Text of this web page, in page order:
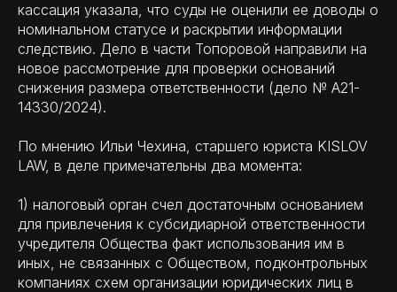
кассация указала, что суды не оценили ее доводы о
номинальном статусе и раскрытии информации
следствию. Дело в части Топоровой направили на
новое рассмотрение для проверки оснований
снижения размера ответственности (дело № А21-
14330/2024).
По мнению Ильи Чехина, старшего юриста KISLOV
LAW, в деле примечательны два момента:
1) налоговый орган счел достаточным основанием
для привлечения к субсидиарной ответственности
учредителя Общества факт использования им в
иных, не связанных с Обществом, подконтрольных
компаниях схем организации юридических лиц в